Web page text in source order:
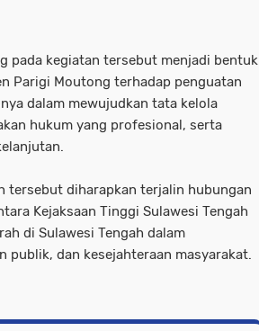
pada kegiatan tersebut menjadi bentuk
Parigi Moutong terhadap penguatan
dalam mewujudkan tata kelola
hukum yang profesional, serta
tersebut diharapkan terjalin hubungan
Kejaksaan Tinggi Sulawesi Tengah
di Sulawesi Tengah dalam
publik, dan kesejahteraan masyarakat.